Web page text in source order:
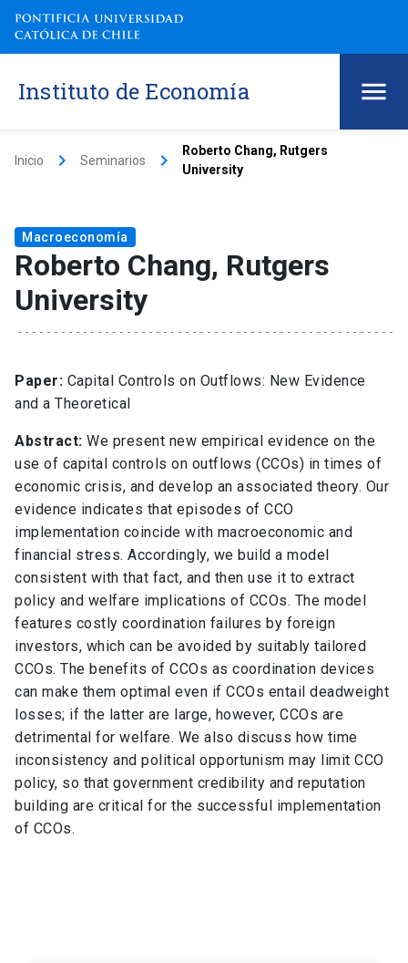
Instituto de Economía
Inicio keyboard_arrow_right Seminarios keyboard_arrow_right
Roberto Chang, Rutgers
University
Macroeconomía
Roberto Chang, Rutgers
University
Paper: Capital Controls on Outflows: New Evidence
and a Theoretical
Abstract: We present new empirical evidence on the
use of capital controls on outflows (CCOs) in times of
economic crisis, and develop an associated theory. Our
evidence indicates that episodes of CCO
implementation coincide with macroeconomic and
financial stress. Accordingly, we build a model
consistent with that fact, and then use it to extract
policy and welfare implications of CCOs. The model
features costly coordination failures by foreign
investors, which can be avoided by suitably tailored
CCOs. The benefits of CCOs as coordination devices
can make them optimal even if CCOs entail deadweight
losses; if the latter are large, however, CCOs are
detrimental for welfare. We also discuss how time
inconsistency and political opportunism may limit CCO
policy, so that government credibility and reputation
building are critical for the successful implementation
of CCOs.